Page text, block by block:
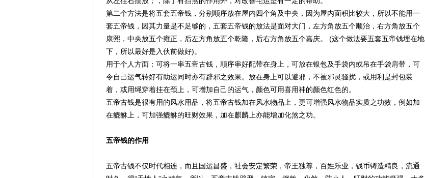
第二个方法是将五套五帝钱，分别顺序放在屋内四个角及中央，因为屋内面积比较大，所以不能用一
套五帝钱，因其力量是不足够的，五套五帝钱的放法是面对大门，左方角放五个顺治，右方角放五个
康熙，中央放五个雍正，后左方角放五个乾隆，后右方角放五个嘉庆。 (这个做法要五套五帝钱埋在地
下，所以最好是入伙前做好)。
用于个人方面：可将一串五帝古钱，顺序串好配带在身上，可放在银包及手袋内或吊在手袋肩带，可
令自己运气转好有助运同时亦有辟邪之效果。放在身上可以避邪，不被邪灵骚扰，或用利是封包装
着，或用绳穿着挂在颈上，可增加自己的运气，颜色可用喜用神的颜色红色的。
五帝古钱是很有用的风水用品，将五帝古钱加在风水物品上，更可增强风水物品实质之功效，例如加
在貔貅上，可加强貔貅的旺财效果，加在麒麟上亦能增加化煞之功。
五帝钱的作用
五帝古钱不仅时代相连，而且国运昌盛，社会安定繁荣，帝王独尊，百姓乐业，钱币铸造精良，流通